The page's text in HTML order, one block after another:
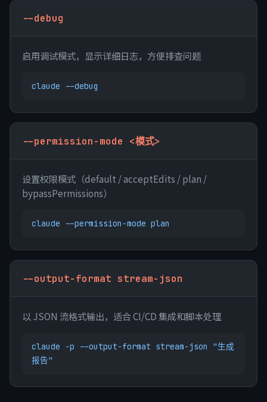
--debug
启用调试模式，显示详细日志，方便排查问题
claude --debug
--permission-mode <模式>
设置权限模式（default / acceptEdits / plan /
bypassPermissions）
claude --permission-mode plan
--output-format stream-json
以 JSON 流格式输出，适合 CI/CD 集成和脚本处理
claude -p --output-format stream-json "生成
报告"